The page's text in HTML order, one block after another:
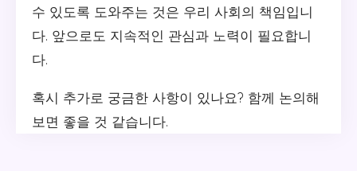
수 있도록 도와주는 것은 우리 사회의 책임입니
다. 앞으로도 지속적인 관심과 노력이 필요합니
다.
혹시 추가로 궁금한 사항이 있나요? 함께 논의해
보면 좋을 것 같습니다.